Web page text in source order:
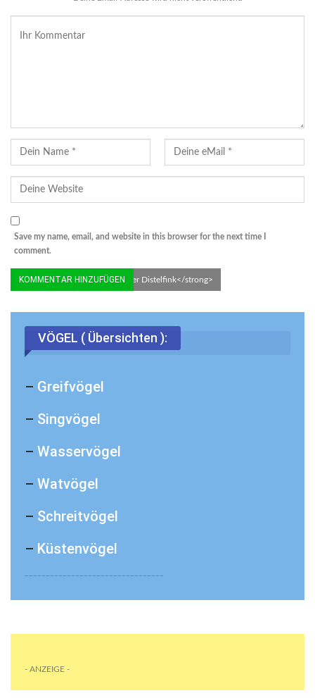
© MMB/Below | <strong>Junger Distelfink</strong>
Save my name, email, and website in this browser for the next time I
comment.
VÖGEL ( Übersichten ):
– Greifvögel
– Singvögel
– Wasservögel
– Watvögel
– Schreitvögel
– Küstenvögel
- ANZEIGE -